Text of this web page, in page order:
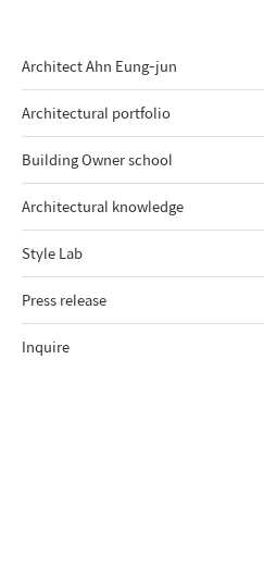
Architect Ahn Eung-jun
Architectural portfolio
Building Owner school
Architectural knowledge
Style Lab
Press release
Inquire